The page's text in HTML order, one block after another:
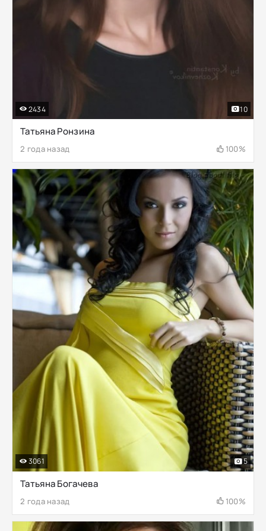
Татьяна Ронзина
2 года назад 100%
2434 10
Татьяна Богачева
2 года назад 100%
3061 5